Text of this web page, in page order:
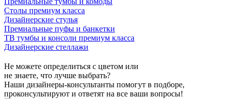
Столы премиум класса
Дизайнерские стулья
Премиальные пуфы и банкетки
ТВ тумбы и консоли премиум класса
Дизайнерские стеллажи
Не можете определиться с цветом или
не знаете, что лучше выбрать?
Наши дизайнеры-консультанты помогут в подборе,
проконсультируют и ответят на все ваши вопросы!